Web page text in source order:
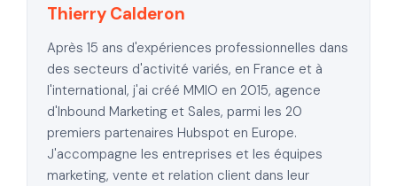
Thierry Calderon
Après 15 ans d'expériences professionnelles dans
des secteurs d'activité variés, en France et à
l'international, j'ai créé MMIO en 2015, agence
d'Inbound Marketing et Sales, parmi les 20
premiers partenaires Hubspot en Europe.
J'accompagne les entreprises et les équipes
marketing, vente et relation client dans leur